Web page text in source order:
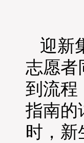
迎新
志愿者
到流程
指南的
时，新